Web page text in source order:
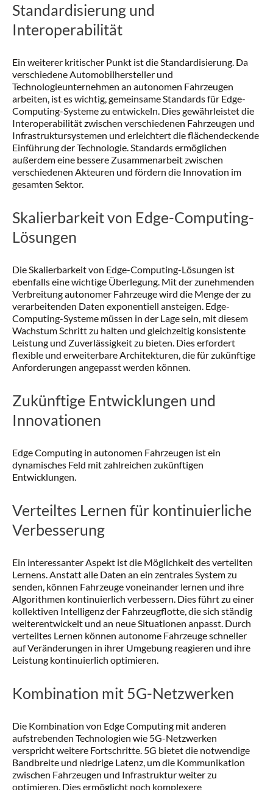
Standardisierung und
Interoperabilität
Ein weiterer kritischer Punkt ist die Standardisierung. Da
verschiedene Automobilhersteller und
Technologieunternehmen an autonomen Fahrzeugen
arbeiten, ist es wichtig, gemeinsame Standards für Edge-
Computing-Systeme zu entwickeln. Dies gewährleistet die
Interoperabilität zwischen verschiedenen Fahrzeugen und
Infrastruktursystemen und erleichtert die flächendeckende
Einführung der Technologie. Standards ermöglichen
außerdem eine bessere Zusammenarbeit zwischen
verschiedenen Akteuren und fördern die Innovation im
gesamten Sektor.
Skalierbarkeit von Edge-Computing-
Lösungen
Die Skalierbarkeit von Edge-Computing-Lösungen ist
ebenfalls eine wichtige Überlegung. Mit der zunehmenden
Verbreitung autonomer Fahrzeuge wird die Menge der zu
verarbeitenden Daten exponentiell ansteigen. Edge-
Computing-Systeme müssen in der Lage sein, mit diesem
Wachstum Schritt zu halten und gleichzeitig konsistente
Leistung und Zuverlässigkeit zu bieten. Dies erfordert
flexible und erweiterbare Architekturen, die für zukünftige
Anforderungen angepasst werden können.
Zukünftige Entwicklungen und
Innovationen
Edge Computing in autonomen Fahrzeugen ist ein
dynamisches Feld mit zahlreichen zukünftigen
Entwicklungen.
Verteiltes Lernen für kontinuierliche
Verbesserung
Ein interessanter Aspekt ist die Möglichkeit des verteilten
Lernens. Anstatt alle Daten an ein zentrales System zu
senden, können Fahrzeuge voneinander lernen und ihre
Algorithmen kontinuierlich verbessern. Dies führt zu einer
kollektiven Intelligenz der Fahrzeugflotte, die sich ständig
weiterentwickelt und an neue Situationen anpasst. Durch
verteiltes Lernen können autonome Fahrzeuge schneller
auf Veränderungen in ihrer Umgebung reagieren und ihre
Leistung kontinuierlich optimieren.
Kombination mit 5G-Netzwerken
Die Kombination von Edge Computing mit anderen
aufstrebenden Technologien wie 5G-Netzwerken
verspricht weitere Fortschritte. 5G bietet die notwendige
Bandbreite und niedrige Latenz, um die Kommunikation
zwischen Fahrzeugen und Infrastruktur weiter zu
optimieren. Dies ermöglicht noch komplexere